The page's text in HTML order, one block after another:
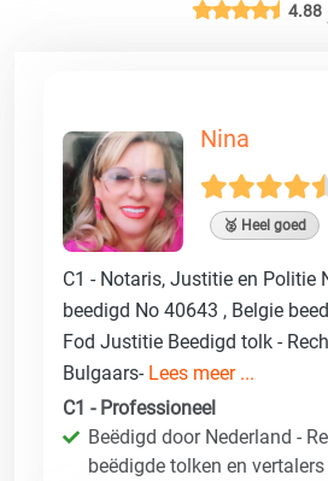
4.88
Nina
🥈 Heel goed
C1 - Notaris, Justitie en Politie
beedigd No 40643 , Belgie
Fod Justitie Beedigd tolk -
Bulgaars- Lees meer ...
C1 - Professioneel
Beëdigd door Nederland -
beëdigde tolken en